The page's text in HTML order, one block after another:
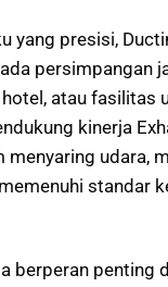
yang presisi,
persimpangan
atau fasilitas
kinerja
menyaring udara,
standar
berperan penting